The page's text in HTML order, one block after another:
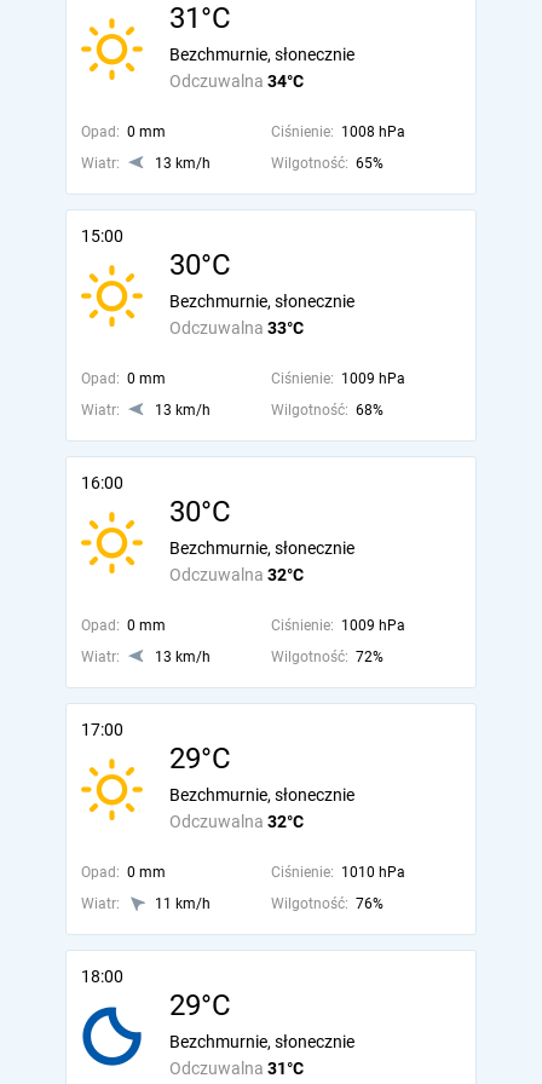
31°C
Odczuwalna 34°C
Bezchmurnie, słonecznie
Opad: 0 mm Ciśnienie: 1008 hPa
Wiatr:
13 km/h Wilgotność: 65%
15:00
30°C
Odczuwalna 33°C
Bezchmurnie, słonecznie
Opad: 0 mm Ciśnienie: 1009 hPa
Wiatr:
13 km/h Wilgotność: 68%
16:00
30°C
Odczuwalna 32°C
Bezchmurnie, słonecznie
Opad: 0 mm Ciśnienie: 1009 hPa
Wiatr:
13 km/h Wilgotność: 72%
17:00
29°C
Odczuwalna 32°C
Bezchmurnie, słonecznie
Opad: 0 mm Ciśnienie: 1010 hPa
Wiatr:
11 km/h Wilgotność: 76%
18:00
29°C
Odczuwalna 31°C
Bezchmurnie, słonecznie